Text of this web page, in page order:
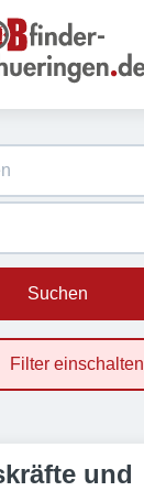
Suchen
Filter einschalten
und